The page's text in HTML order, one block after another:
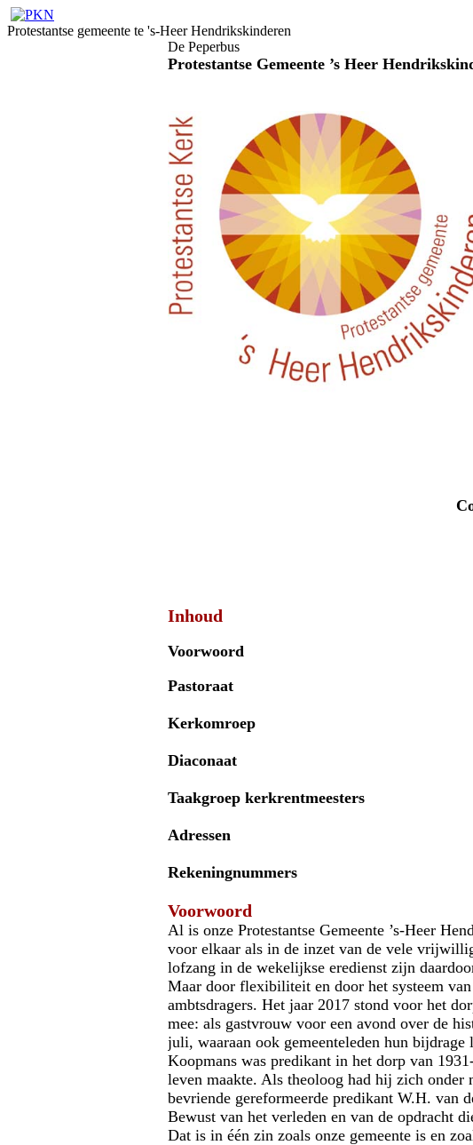
Protestantse gemeente te 's-Heer Hendrikskinderen
De Peperbus
Protestantse Gemeente ’s Heer
Inhoud
Voorwoord
Pastoraat
Kerkomroep
Diaconaat
Taakgroep kerkrentmeesters
Adressen
Rekeningnummers
Voorwoord
Al is onze Protestantse Gemeente ’s-Heer
voor elkaar als in de inzet van de vele
lofzang in de wekelijkse eredienst zijn
Maar door flexibiliteit en door het systeem
ambtsdragers. Het jaar 2017 stond voor het
mee: als gastvrouw voor een avond over de
juli, waaraan ook gemeenteleden hun
Koopmans was predikant in het dorp van
leven maakte. Als theoloog had hij zich onder
bevriende gereformeerde predikant W.H. van
Bewust van het verleden en van de opdracht
Dat is in één zin zoals onze gemeente is en